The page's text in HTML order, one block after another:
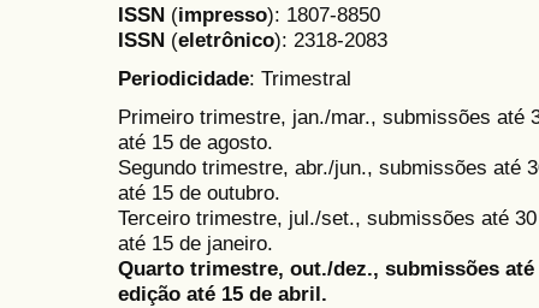
ISSN (impresso): 1807-8850
ISSN (eletrônico): 2318-2083
Periodicidade: Trimestral
Primeiro trimestre, jan./mar., submissões até
até 15 de agosto.
Segundo trimestre, abr./jun., submissões até
até 15 de outubro.
Terceiro trimestre, jul./set., submissões até
até 15 de janeiro.
Quarto trimestre, out./dez., submissões
edição até 15 de abril.